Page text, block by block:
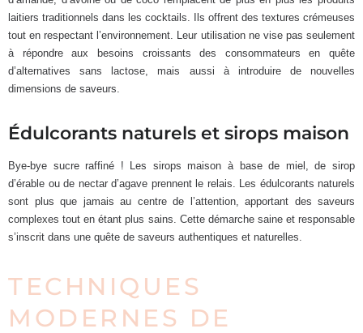
laitiers traditionnels dans les cocktails. Ils offrent des textures crémeuses
tout en respectant l’environnement. Leur utilisation ne vise pas seulement
à répondre aux besoins croissants des consommateurs en quête
d’alternatives sans lactose, mais aussi à introduire de nouvelles
dimensions de saveurs.
Édulcorants naturels et sirops maison
Bye-bye sucre raffiné ! Les sirops maison à base de miel, de sirop
d’érable ou de nectar d’agave prennent le relais. Les édulcorants naturels
sont plus que jamais au centre de l’attention, apportant des saveurs
complexes tout en étant plus sains. Cette démarche saine et responsable
s’inscrit dans une quête de saveurs authentiques et naturelles.
TECHNIQUES
MODERNES DE